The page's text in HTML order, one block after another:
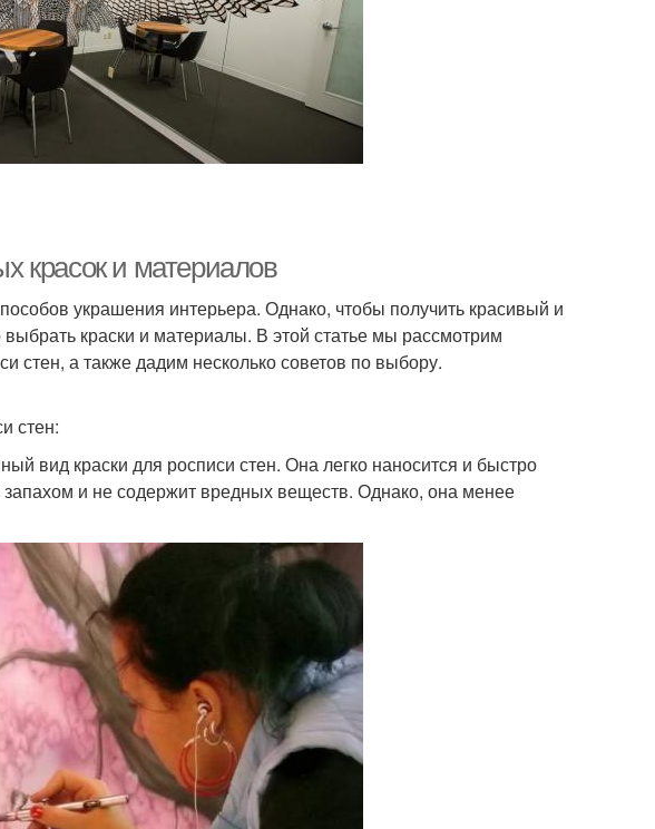
красок и материалов
украшения интерьера. Однако, чтобы получить красивый и
краски и материалы. В этой статье мы рассмотрим
стен, а также дадим несколько советов по выбору.
стен:
вид краски для росписи стен. Она легко наносится и быстро
и не содержит вредных веществ. Однако, она менее